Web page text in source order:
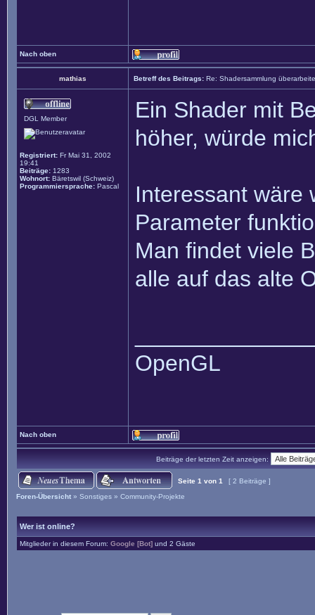
Nach oben
mathias Betreff des Beitrags: Re: Shadersammlung
DGL Member
Registriert: Fr Mai 31, 2002
19:41
Beiträge: 1283
Wohnort: Bäretswil (Schweiz)
Programmiersprache: Pascal
Ein Shader mit
höher, würde
Interessant wäre
Parameter
Man findet viele
alle auf das alte
OpenGL
Nach oben
Beiträge der letzten Zeit anzeigen:
Seite 1 von 1
[ 2 Beiträge ]
Foren-Übersicht » Sonstiges » Community-Projekte
Wer ist online?
Mitglieder in diesem Forum: Google [Bot] und 2 Gäste